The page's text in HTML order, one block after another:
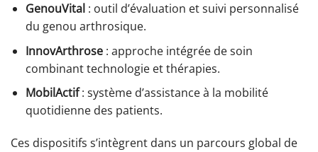
GenouVital: outil d’évaluation et suivi personnalisé
du genou arthrosique.
InnovArthrose: approche intégrée de soin
combinant technologie et thérapies.
MobilActif: système d’assistance à la mobilité
quotidienne des patients.
Ces dispositifs s’intègrent dans un parcours global de